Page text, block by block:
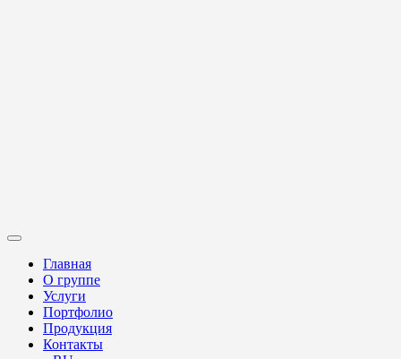
Главная
О группе
Услуги
Портфолио
Продукция
Контакты